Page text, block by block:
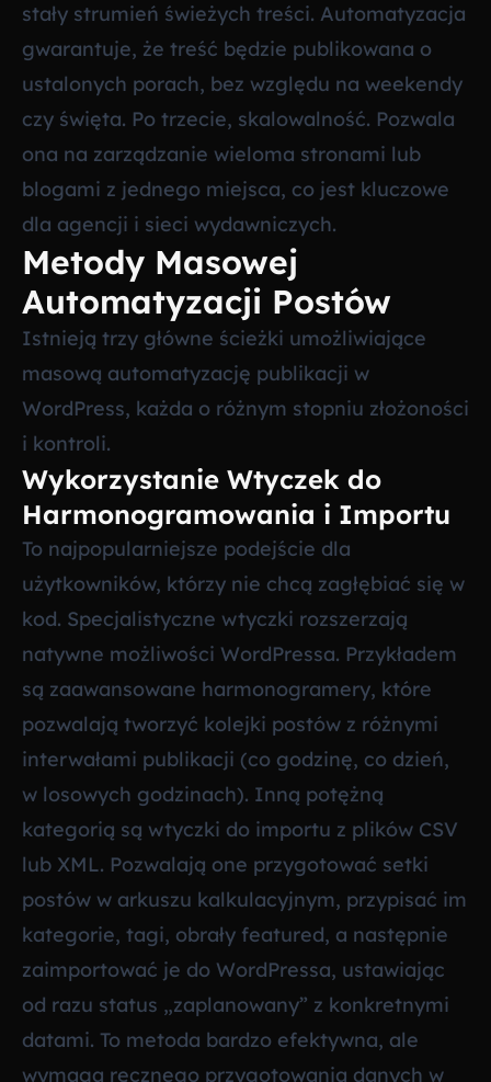
stały strumień świeżych treści. Automatyzacja
gwarantuje, że treść będzie publikowana o
ustalonych porach, bez względu na weekendy
czy święta. Po trzecie, skalowalność. Pozwala
ona na zarządzanie wieloma stronami lub
blogami z jednego miejsca, co jest kluczowe
dla agencji i sieci wydawniczych.
Metody Masowej
Automatyzacji Postów
Istnieją trzy główne ścieżki umożliwiające
masową automatyzację publikacji w
WordPress, każda o różnym stopniu złożoności
i kontroli.
Wykorzystanie Wtyczek do
Harmonogramowania i Importu
To najpopularniejsze podejście dla
użytkowników, którzy nie chcą zagłębiać się w
kod. Specjalistyczne wtyczki rozszerzają
natywne możliwości WordPressa. Przykładem
są zaawansowane harmonogramery, które
pozwalają tworzyć kolejki postów z różnymi
interwałami publikacji (co godzinę, co dzień,
w losowych godzinach). Inną potężną
kategorią są wtyczki do importu z plików CSV
lub XML. Pozwalają one przygotować setki
postów w arkuszu kalkulacyjnym, przypisać im
kategorie, tagi, obrały featured, a następnie
zaimportować je do WordPressa, ustawiając
od razu status „zaplanowany” z konkretnymi
datami. To metoda bardzo efektywna, ale
wymaga ręcznego przygotowania danych w